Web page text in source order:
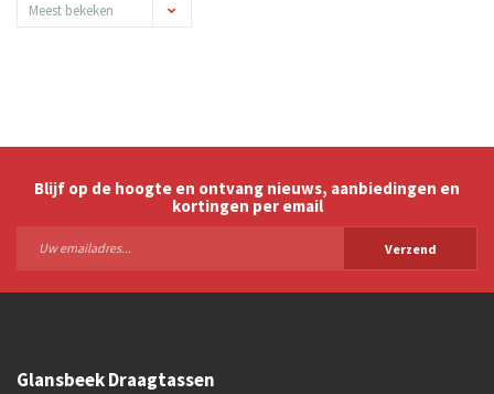
Meest bekeken
Blijf op de hoogte en ontvang nieuws, aanbiedingen en
kortingen per email
Verzend
Glansbeek Draagtassen